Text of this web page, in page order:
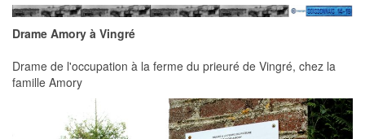
Drame Amory à Vingré
Drame de l'occupation à la ferme du prieuré de Vingré, chez la
famille Amory